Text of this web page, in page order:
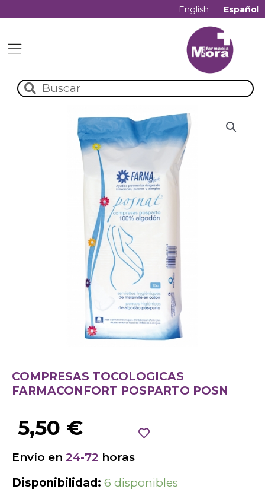
English Español
COMPRESAS TOCOLOGICAS
FARMACONFORT POSPARTO POSN
5,50 €
Envío en 24-72 horas
Disponibilidad: 6 disponibles